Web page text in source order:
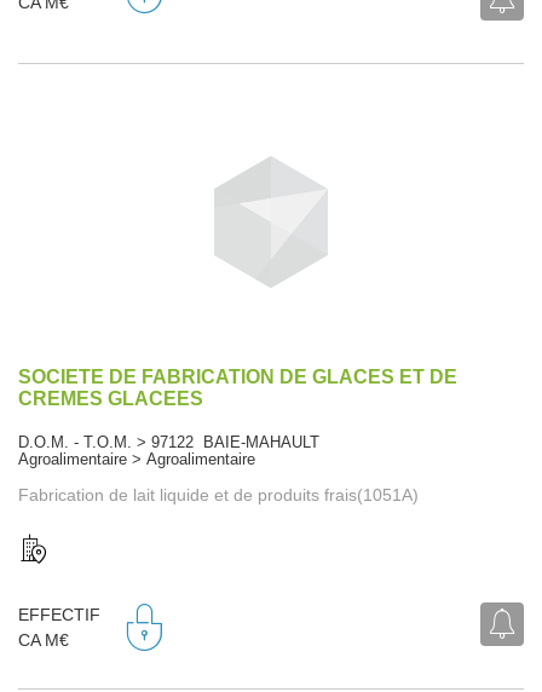
SOCIETE DE FABRICATION DE GLACES ET DE
CREMES GLACEES
D.O.M. - T.O.M. > 97122 BAIE-MAHAULT
Agroalimentaire > Agroalimentaire
Fabrication de lait liquide et de produits frais(1051A)
EFFECTIF
CA M€